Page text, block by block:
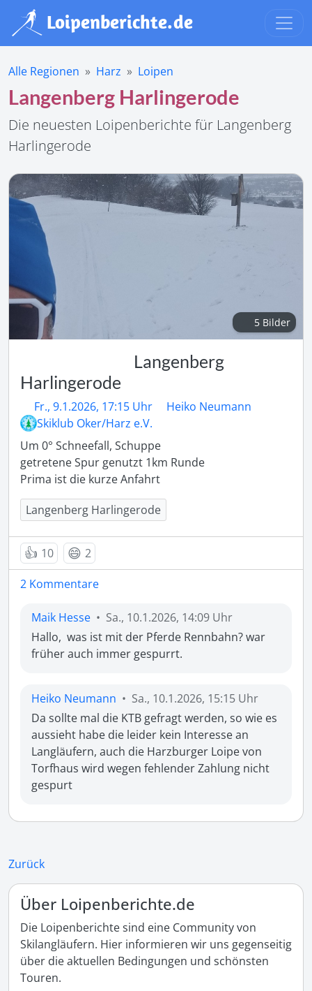
Alle Regionen Harz Loipen
Langenberg Harlingerode
Die neuesten Loipenberichte für Langenberg
Harlingerode
5 Bilder
Langenberg
Harlingerode
Fr., 9.1.2026, 17:15 Uhr
Heiko Neumann
Skiklub Oker/Harz e.V.
Um 0° Schneefall, Schuppe
getretene Spur genutzt 1km Runde
Prima ist die kurze Anfahrt
Langenberg Harlingerode
👍 10 😄 2
2 Kommentare
Maik Hesse • Sa., 10.1.2026, 14:09 Uhr
Hallo,  was ist mit der Pferde Rennbahn? war
Heiko Neumann • Sa., 10.1.2026, 15:15 Uhr
Da sollte mal die KTB gefragt werden, so wie es
aussieht habe die leider kein Interesse an
Langläufern, auch die Harzburger Loipe von
Torfhaus wird wegen fehlender Zahlung nicht
gespurt
Zurück
Über Loipenberichte.de
Die Loipenberichte sind eine Community von
Skilangläufern. Hier informieren wir uns gegenseitig
über die aktuellen Bedingungen und schönsten
Touren.